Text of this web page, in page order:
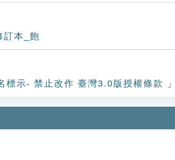
訂本_飽
標示- 禁止改作 臺灣3.0版授權條款